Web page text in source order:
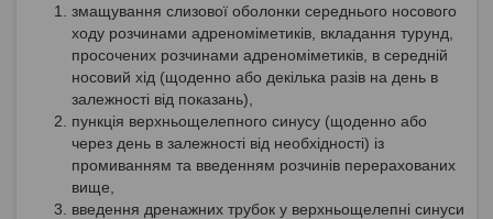
змащування слизової оболонки середнього носового
ходу розчинами адреноміметиків, вкладання турунд,
просочених розчинами адреноміметиків, в середній
носовий хід (щоденно або декілька разів на день в
залежності від показань),
пункція верхньощелепного синусу (щоденно або
через день в залежності від необхідності) із
промиванням та введенням розчинів перерахованих
вище,
введення дренажних трубок у верхньощелепні синуси